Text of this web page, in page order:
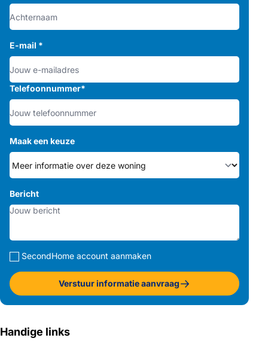
E-mail *
Telefoonnummer*
Maak een keuze
Bericht
SecondHome account aanmaken
Verstuur informatie aanvraag
Handige links